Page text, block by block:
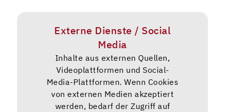
Externe Dienste / Social
Media
Inhalte aus externen Quellen,
Videoplattformen und Social-
Media-Plattformen. Wenn Cookies
von externen Medien akzeptiert
werden, bedarf der Zugriff auf